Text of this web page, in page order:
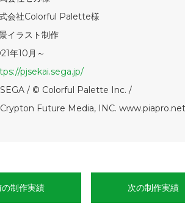
会社Colorful Palette様
イラスト制作
年10月～
pjsekai.sega.jp/
/ © Colorful Palette Inc. /
Future Media, INC.
の制作実績 次の制作実績